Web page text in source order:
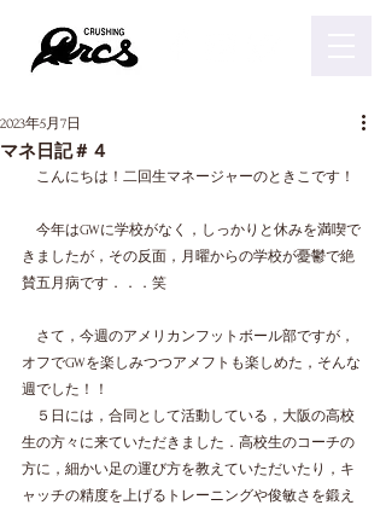
マネ日記＃４
2023年5月7日
こんにちは！二回生マネージャーのときこです！
今年はGWに学校がなく，しっかりと休みを満喫で
きましたが，その反面，月曜からの学校が憂鬱で絶
賛五月病です．．．笑
さて，今週のアメリカンフットボール部ですが，
オフでGWを楽しみつつアメフトも楽しめた，そんな
週でした！！
５日には，合同として活動している，大阪の高校
生の方々に来ていただきました．高校生のコーチの
方に，細かい足の運び方を教えていただいたり，キ
ャッチの精度を上げるトレーニングや俊敏さを鍛え